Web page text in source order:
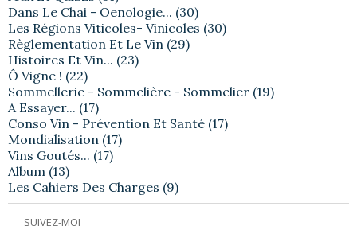
SUIVEZ-MOI
Dans Le Chai - Oenologie... (30)
Les Régions Viticoles- Vinicoles (30)
Règlementation Et Le Vin (29)
Histoires Et Vin... (23)
Ô Vigne ! (22)
Sommellerie - Sommelière - Sommelier (19)
A Essayer... (17)
Conso Vin - Prévention Et Santé (17)
Mondialisation (17)
Vins Goutés... (17)
Album (13)
Les Cahiers Des Charges (9)